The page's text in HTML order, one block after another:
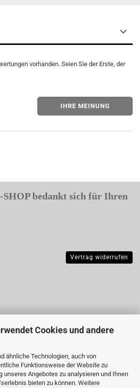
Cookies und andere
ähnliche Technologien, auch von
Funktionsweise der Website zu
unseres Angebotes zu analysieren und Ihnen
bieten zu können. Weitere
vorhanden. Seien Sie der Erste, der
IHRE MEINUNG
SHOP bedankt sich für Ihren
Vertrag widerrufen